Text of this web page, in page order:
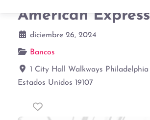
American Express
diciembre 26, 2024
Bancos
1 City Hall Walkways Philadelphia
Estados Unidos 19107
Favorito